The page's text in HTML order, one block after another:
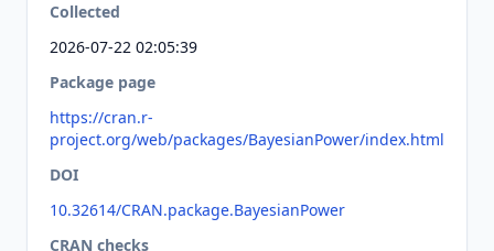
Collected
2026-07-22 02:05:39
Package page
https://cran.r-
project.org/web/packages/BayesianPower/index.html
DOI
10.32614/CRAN.package.BayesianPower
CRAN checks